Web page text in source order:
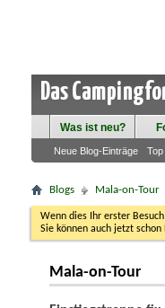
Das
Was ist neu?
Neue Blog-Einträge
Blogs Mala-on-Tour
Wenn dies Ihr erster
Sie können auch jetzt
Mala-on-Tour